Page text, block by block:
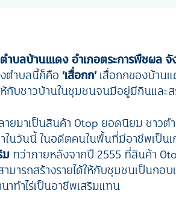
ตำบลบ้านแเดง อำเภอตระการพืชผล
ตำบลนี้ก็คือ ‘เสื่อกก’เสื่อกกของบ้าน
ห้กับชาวบ้านในชุมชนจนมีอยู่มีกินและส
ายมาเป็นสินค้า Otop ยอดนิยม ชาวต
าในวันนี้ ในอดีตคนในพื้นที่มีอาชีพเป็น
ม ทว่าภายหลังจากปี 2555 ที่สินค้า
มารถสร้างรายได้ให้กับชุมชนเป็นก
าทำไร่เป็นอาชีพเสริมแทน